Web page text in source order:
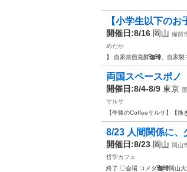
【小学生以下の
開催日:8/16 岡山 備前
めだか
】 自家焙煎発酵珈琲 、自家
両国スペースポ
開催日:8/4-8/9 東京
サルサ
【午後のCoffeeサルサ】【挽
8/23 人間関係に、
開催日:8/23 岡山 岡山
哲学カフェ
終了 〇会場 コメダ珈琲岡山